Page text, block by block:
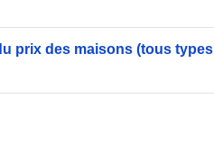
prix des maisons (tous types